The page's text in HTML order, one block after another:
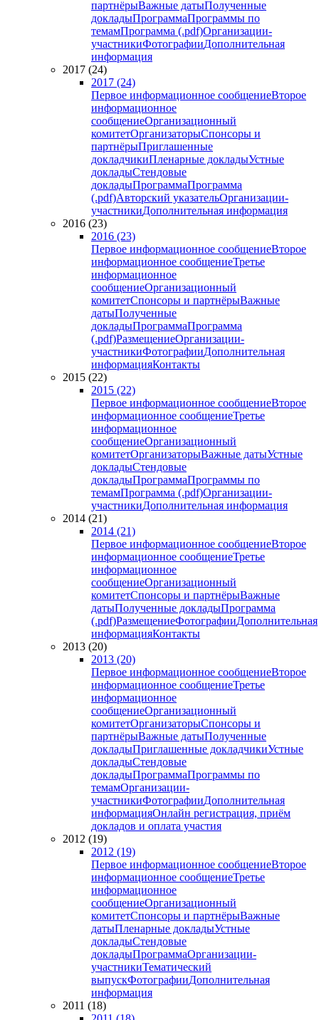
партнёрыВажные датыПолученные
докладыПрограммаПрограммы по
темамПрограмма (.pdf)Организации-
участникиФотографииДополнительная
информация
2017 (24)
2017 (24)
Первое информационное сообщениеВторое
информационное
сообщениеОрганизационный
комитетОрганизаторыСпонсоры и
партнёрыПриглашенные
докладчикиПленарные докладыУстные
докладыСтендовые
докладыПрограммаПрограмма
(.pdf)Авторский указательОрганизации-
участникиДополнительная информация
2016 (23)
2016 (23)
Первое информационное сообщениеВторое
информационное сообщениеТретье
информационное
сообщениеОрганизационный
комитетСпонсоры и партнёрыВажные
датыПолученные
докладыПрограммаПрограмма
(.pdf)РазмещениеОрганизации-
участникиФотографииДополнительная
информацияКонтакты
2015 (22)
2015 (22)
Первое информационное сообщениеВторое
информационное сообщениеТретье
информационное
сообщениеОрганизационный
комитетОрганизаторыВажные датыУстные
докладыСтендовые
докладыПрограммаПрограммы по
темамПрограмма (.pdf)Организации-
участникиДополнительная информация
2014 (21)
2014 (21)
Первое информационное сообщениеВторое
информационное сообщениеТретье
информационное
сообщениеОрганизационный
комитетСпонсоры и партнёрыВажные
датыПолученные докладыПрограмма
(.pdf)РазмещениеФотографииДополнительная
информацияКонтакты
2013 (20)
2013 (20)
Первое информационное сообщениеВторое
информационное сообщениеТретье
информационное
сообщениеОрганизационный
комитетОрганизаторыСпонсоры и
партнёрыВажные датыПолученные
докладыПриглашенные докладчикиУстные
докладыСтендовые
докладыПрограммаПрограммы по
темамОрганизации-
участникиФотографииДополнительная
информацияОнлайн регистрация, приём
докладов и оплата участия
2012 (19)
2012 (19)
Первое информационное сообщениеВторое
информационное сообщениеТретье
информационное
сообщениеОрганизационный
комитетСпонсоры и партнёрыВажные
датыПленарные докладыУстные
докладыСтендовые
докладыПрограммаОрганизации-
участникиТематический
выпускФотографииДополнительная
информация
2011 (18)